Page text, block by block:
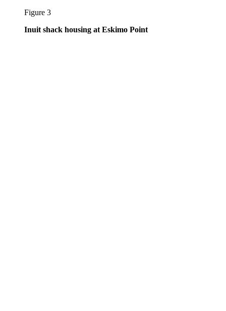
Figure 3
Inuit shack housing at Eskimo Point